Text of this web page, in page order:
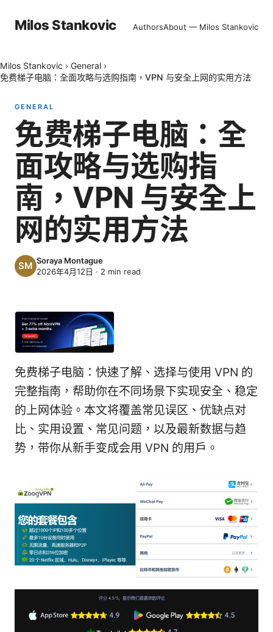
Milos Stankovic AuthorsAbout — Milos Stankovic
Milos Stankovic › General ›
免费梯子电脑：全面攻略与选购指南，VPN 与安全上网的实用方法
GENERAL
免费梯子电脑：全
面攻略与选购指
南，VPN 与安全上
网的实用方法
Soraya Montague
2026年4月12日 · 2 min read
免费梯子电脑：快速了解、选择与使用 VPN 的
完整指南，帮助你在不同场景下实现安全、稳定
的上网体验。本文将覆盖常见误区、优缺点对
比、实用设置、常见问题，以及最新数据与趋
势，带你从新手变成会用 VPN 的用户。